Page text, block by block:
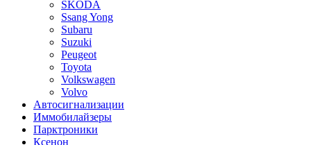
SKODA
Ssang Yong
Subaru
Suzuki
Peugeot
Toyota
Volkswagen
Volvo
Автосигнализации
Иммобилайзеры
Парктроники
Ксенон